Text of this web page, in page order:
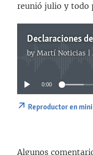
reunió julio y todo
Declaraciones
byMartí Noticias |
0:00
Reproductor en
Algunos